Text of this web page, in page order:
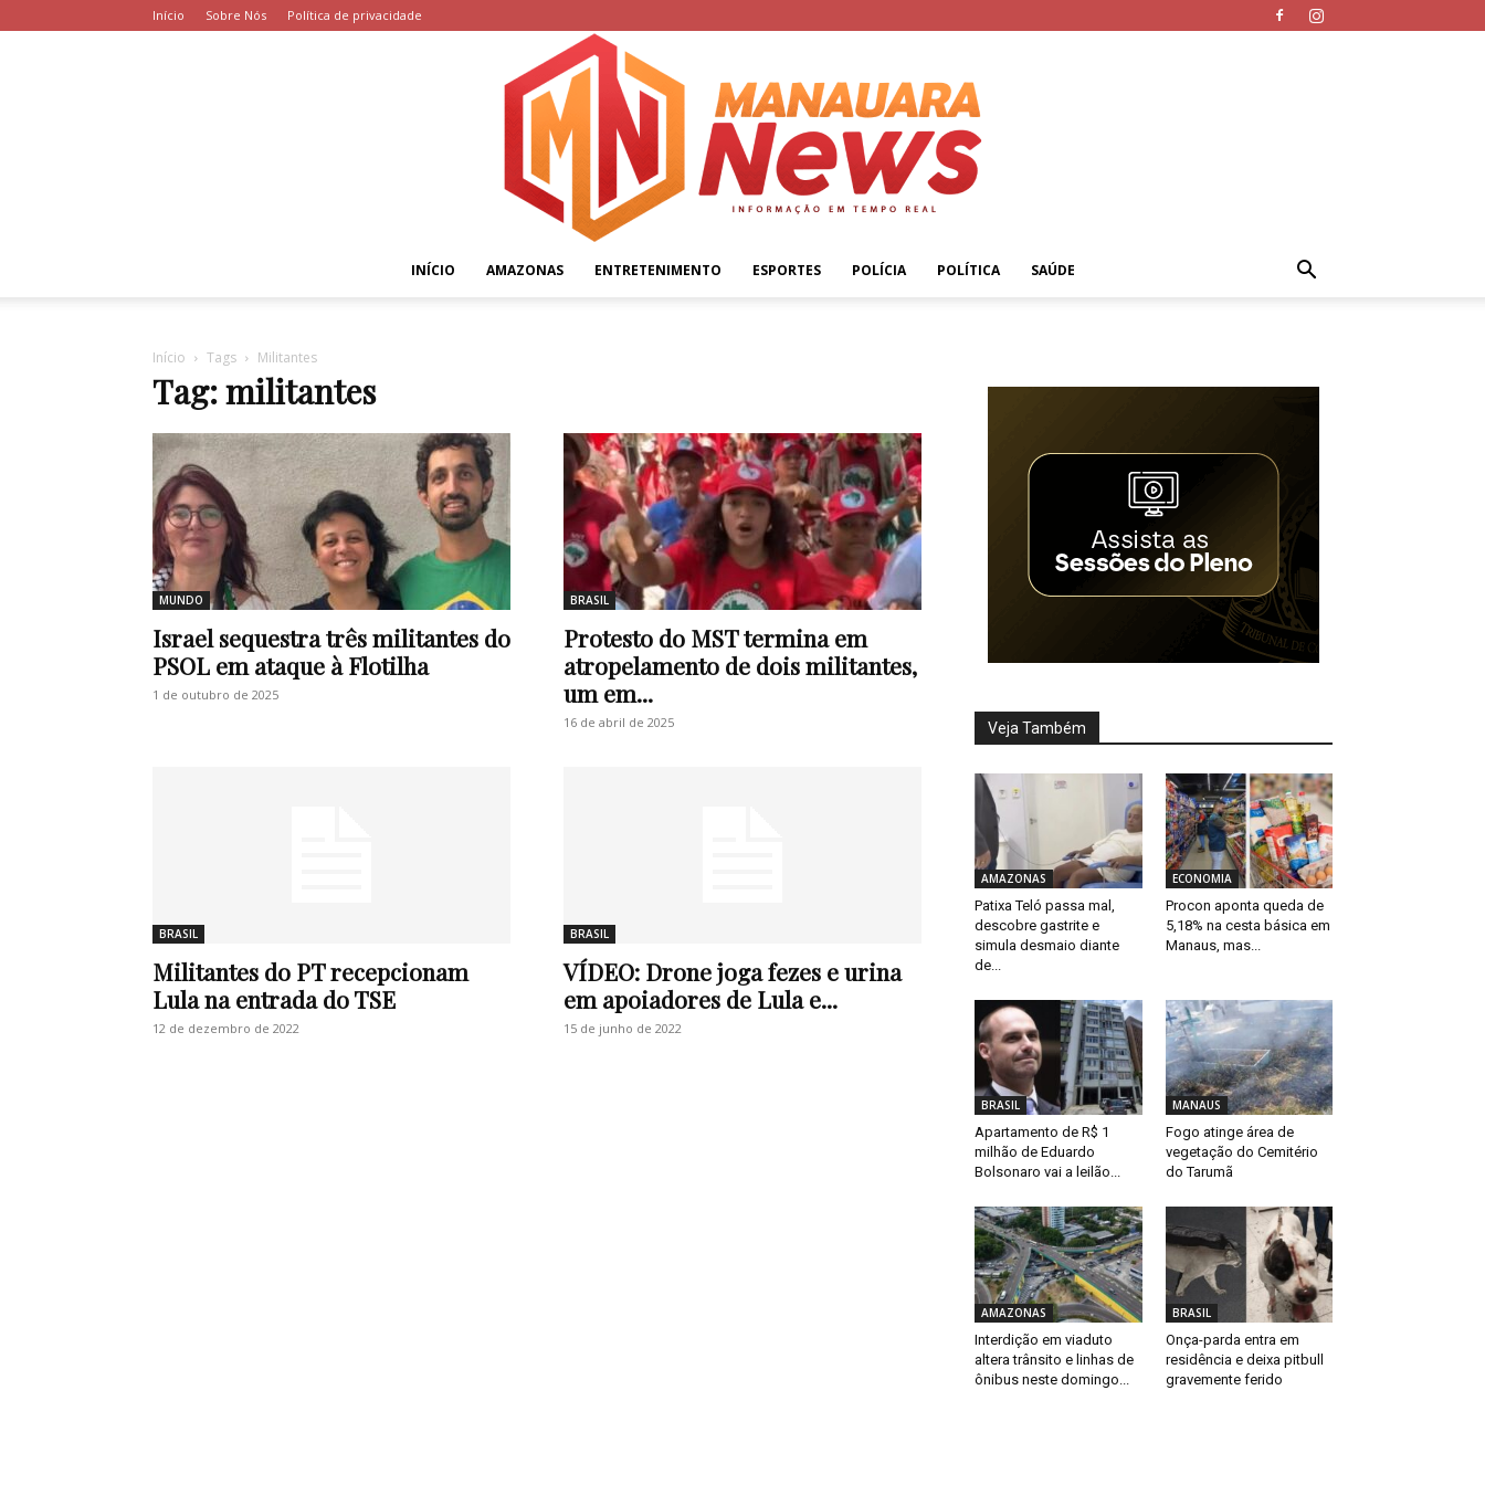
Início Sobre Nós Política de privacidade
News
INÍCIO AMAZONAS ENTRETENIMENTO ESPORTES POLÍCIA POLÍTICA SAÚDE
Início Tags Militantes
Tag: militantes
MUNDO
Israel sequestra três militantes do
PSOL em ataque à Flotilha
1 de outubro de 2025
BRASIL
Protesto do MST termina em
atropelamento de dois militantes,
um em...
16 de abril de 2025
BRASIL
Militantes do PT recepcionam
Lula na entrada do TSE
12 de dezembro de 2022
BRASIL
VÍDEO: Drone joga fezes e urina
em apoiadores de Lula e...
15 de junho de 2022
Veja Também
AMAZONAS
Patixa Teló passa mal,
descobre gastrite e
simula desmaio diante
de...
ECONOMIA
Procon aponta queda de
5,18% na cesta básica em
Manaus, mas...
BRASIL
Apartamento de R$ 1
milhão de Eduardo
Bolsonaro vai a leilão...
MANAUS
Fogo atinge área de
vegetação do Cemitério
do Tarumã
AMAZONAS
Interdição em viaduto
altera trânsito e linhas de
ônibus neste domingo...
BRASIL
Onça-parda entra em
residência e deixa pitbull
gravemente ferido